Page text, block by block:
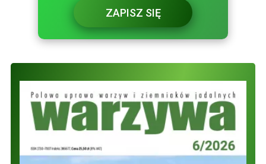
ZAPISZ SIĘ